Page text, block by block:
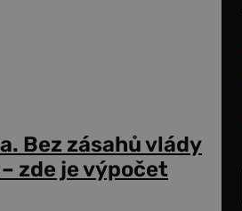
Bez zásahů vlády
zde je výpočet